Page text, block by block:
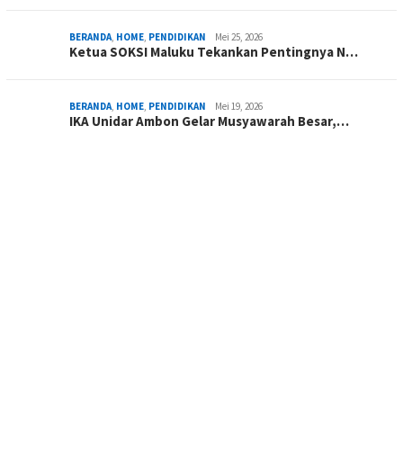
BERANDA, HOME, PENDIDIKAN Mei 25, 2026
Ketua SOKSI Maluku Tekankan Pentingnya N…
BERANDA, HOME, PENDIDIKAN Mei 19, 2026
IKA Unidar Ambon Gelar Musyawarah Besar,…